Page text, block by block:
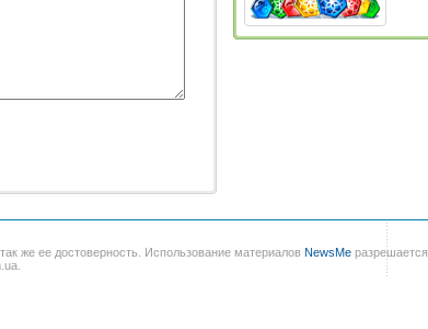
же ее достоверность. Использование материалов NewsMe разрешается